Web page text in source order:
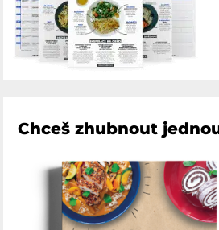
Chceš zhubnout